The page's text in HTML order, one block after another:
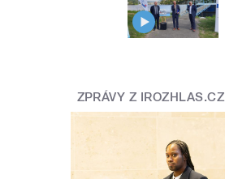
ZPRÁVY Z IROZHLAS.CZ